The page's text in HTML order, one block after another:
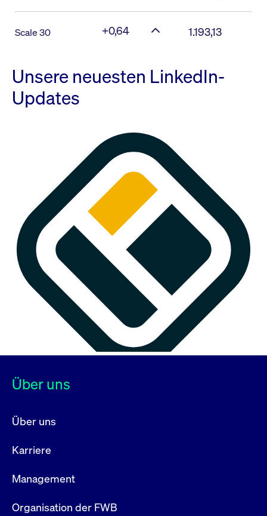
Scale 30 +0,64 1.193,13
Unsere neuesten LinkedIn-
Updates
Über uns
Über uns
Karriere
Management
Organisation der FWB